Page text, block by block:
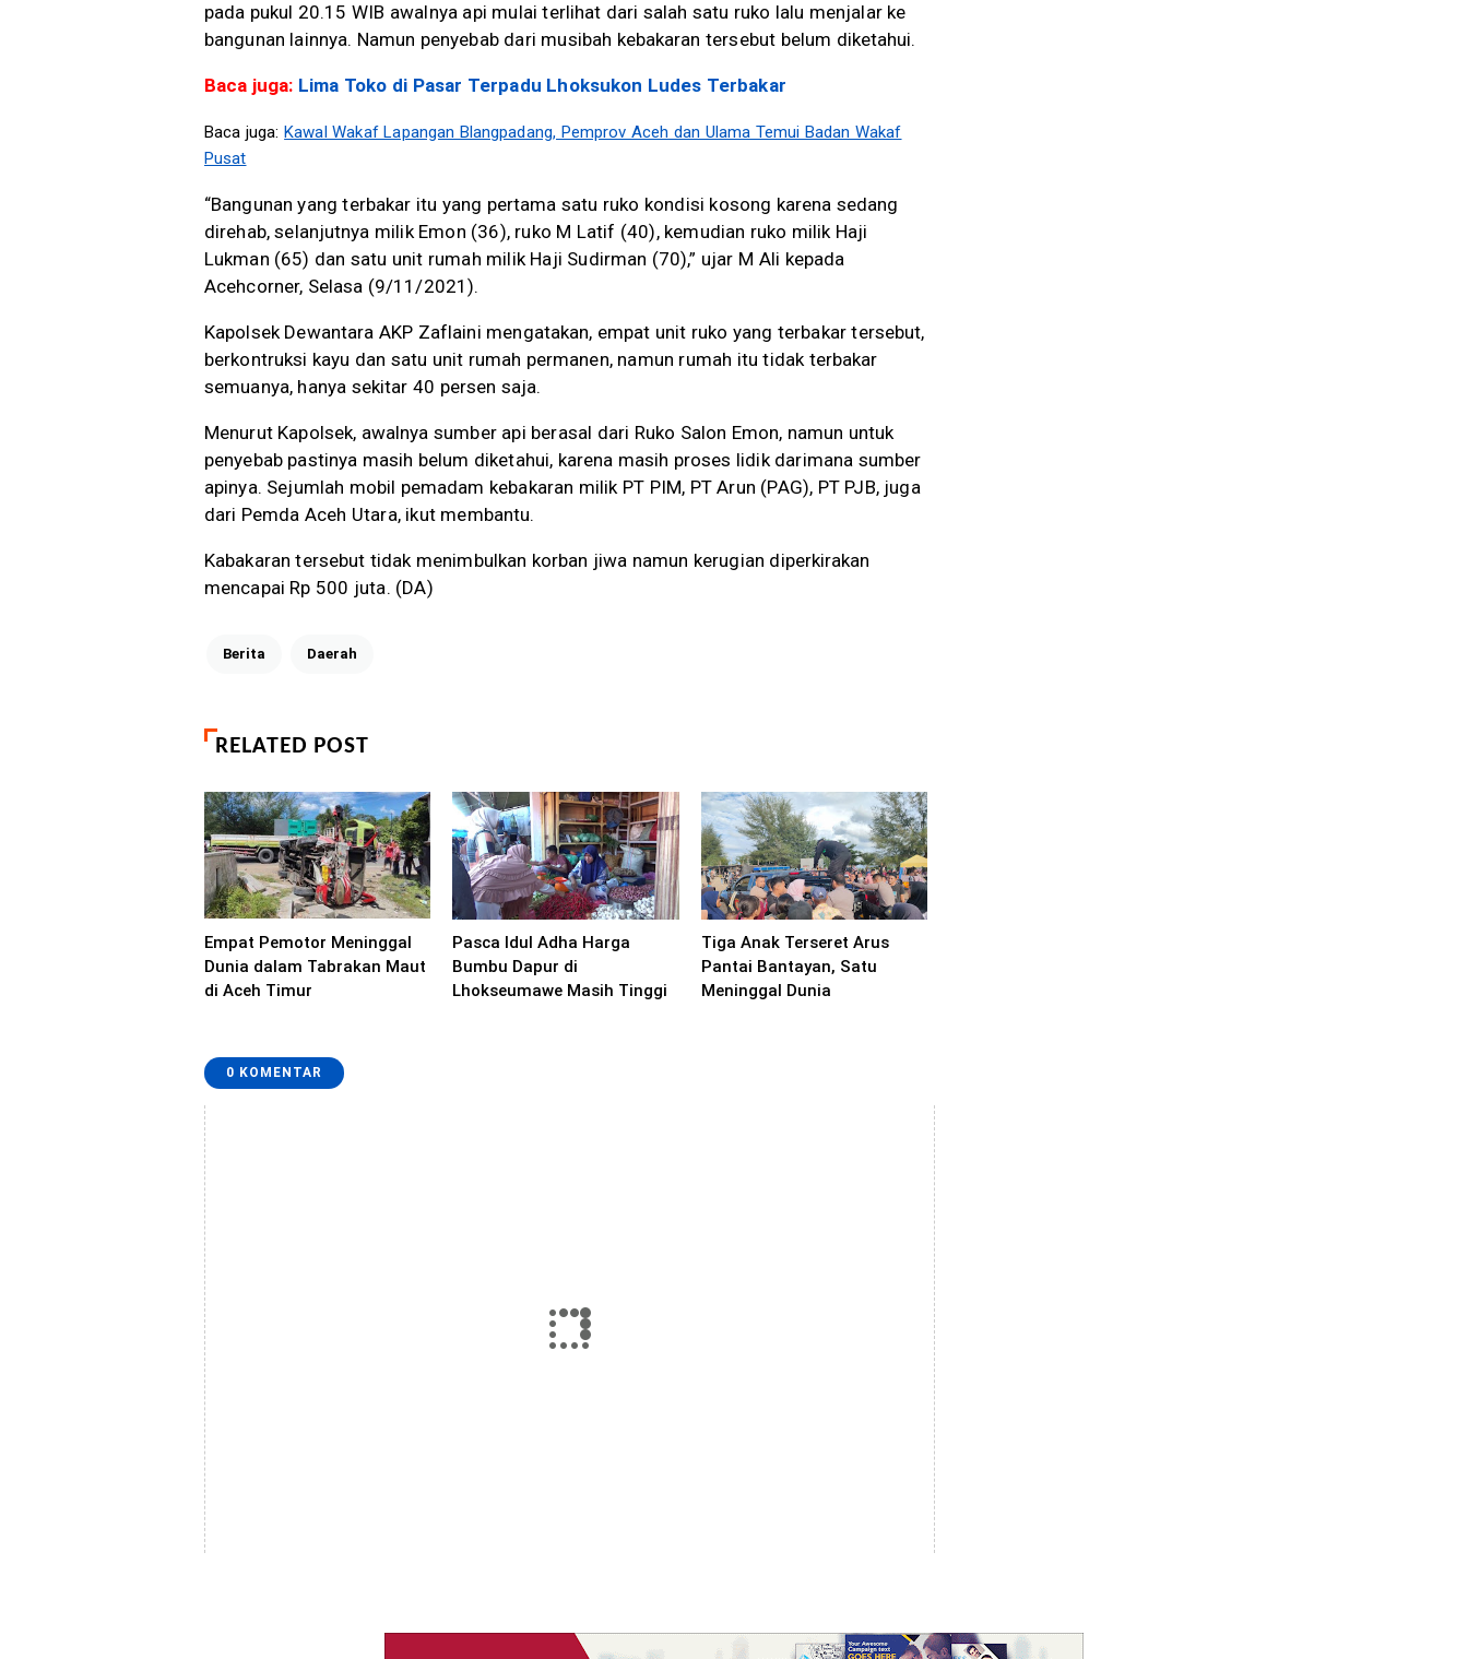
pada pukul 20.15 WIB awalnya api mulai terlihat dari salah satu ruko lalu menjalar ke
bangunan lainnya. Namun penyebab dari musibah kebakaran tersebut belum diketahui.
Baca juga: Lima Toko di Pasar Terpadu Lhoksukon Ludes Terbakar
Baca juga: Kawal Wakaf Lapangan Blangpadang, Pemprov Aceh dan Ulama Temui Badan Wakaf
Pusat
“Bangunan yang terbakar itu yang pertama satu ruko kondisi kosong karena sedang
direhab, selanjutnya milik Emon (36), ruko M Latif (40), kemudian ruko milik Haji
Lukman (65) dan satu unit rumah milik Haji Sudirman (70),” ujar M Ali kepada
Acehcorner, Selasa (9/11/2021).
Kapolsek Dewantara AKP Zaflaini mengatakan, empat unit ruko yang terbakar tersebut,
berkontruksi kayu dan satu unit rumah permanen, namun rumah itu tidak terbakar
semuanya, hanya sekitar 40 persen saja.
Menurut Kapolsek, awalnya sumber api berasal dari Ruko Salon Emon, namun untuk
penyebab pastinya masih belum diketahui, karena masih proses lidik darimana sumber
apinya. Sejumlah mobil pemadam kebakaran milik PT PIM, PT Arun (PAG), PT PJB, juga
dari Pemda Aceh Utara, ikut membantu.
Kabakaran tersebut tidak menimbulkan korban jiwa namun kerugian diperkirakan
mencapai Rp 500 juta. (DA)
Berita Daerah
RELATED POST
Empat Pemotor Meninggal
Dunia dalam Tabrakan Maut
di Aceh Timur
Pasca Idul Adha Harga
Bumbu Dapur di
Lhokseumawe Masih Tinggi
Tiga Anak Terseret Arus
Pantai Bantayan, Satu
Meninggal Dunia
0 KOMENTAR